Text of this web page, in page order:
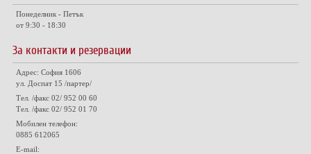
Понеделник - Петък
от 9:30 - 18:30
За контакти и резервации
Адрес: София 1606
ул. Доспат 15 /партер/
Тел. /факс 02/ 952 00 60
Тел. /факс 02/ 952 01 70
Мобилен телефон:
0885 612065
E-mail: